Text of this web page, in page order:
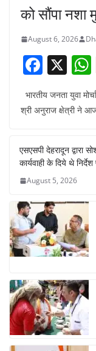
को सौंपा नशा
August 6, 2026
F
c
e
b
o
o
k
X
h
भारतीय जनता युवा
श्री अनुराज क्षेत्री ने
एसएसपी देहरादून द्वारा
कार्यवाही के दिये थे
August 5, 2026